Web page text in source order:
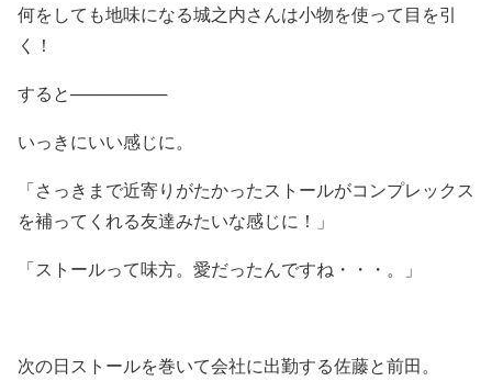
何をしても地味になる城之内さんは小物を使って目を引
く！
すると────────
いっきにいい感じに。
「さっきまで近寄りがたかったストールがコンプレックス
を補ってくれる友達みたいな感じに！」
「ストールって味方。愛だったんですね・・・。」
次の日ストールを巻いて会社に出勤する佐藤と前田。